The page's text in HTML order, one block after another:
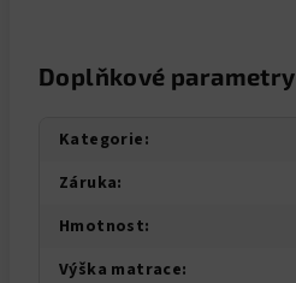
Doplňkové parametry
Kategorie:
Záruka:
Hmotnost:
Výška matrace: